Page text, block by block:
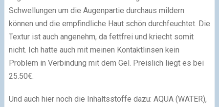
Schwellungen um die Augenpartie durchaus mildern
können und die empfindliche Haut schön durchfeuchtet. Die
Textur ist auch angenehm, da fettfrei und kriecht somit
nicht. Ich hatte auch mit meinen Kontaktlinsen kein
Problem in Verbindung mit dem Gel. Preislich liegt es bei
25.50€.
Und auch hier noch die Inhaltsstoffe dazu: AQUA (WATER),